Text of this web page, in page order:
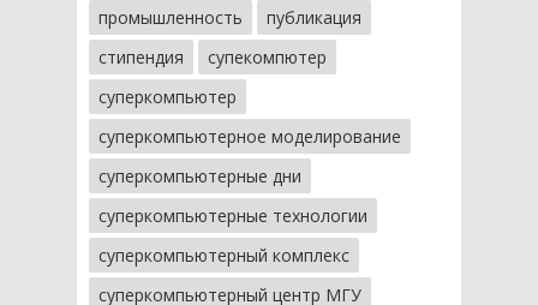
промышленность
публикация
стипендия
супекомпютер
суперкомпьютер
суперкомпьютерное моделирование
суперкомпьютерные дни
суперкомпьютерные технологии
суперкомпьютерный комплекс
суперкомпьютерный центр МГУ